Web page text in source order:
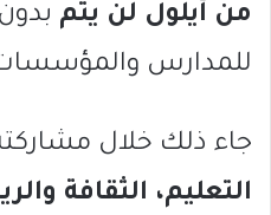
من أيلول لن يتم
للمدارس والمؤسسات
جاء ذلك خلال
التعليم، الثقافة